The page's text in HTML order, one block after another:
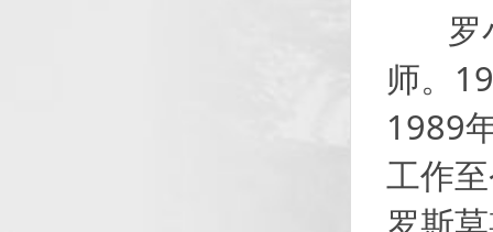
罗小
师。
1989
工作